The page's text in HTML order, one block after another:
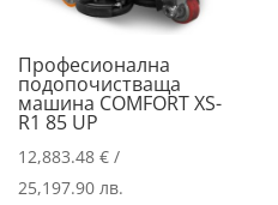
Професионална
подопочистваща
машина COMFORT XS-
R1 85 UP
12,883.48€ /
25,197.90 лв.